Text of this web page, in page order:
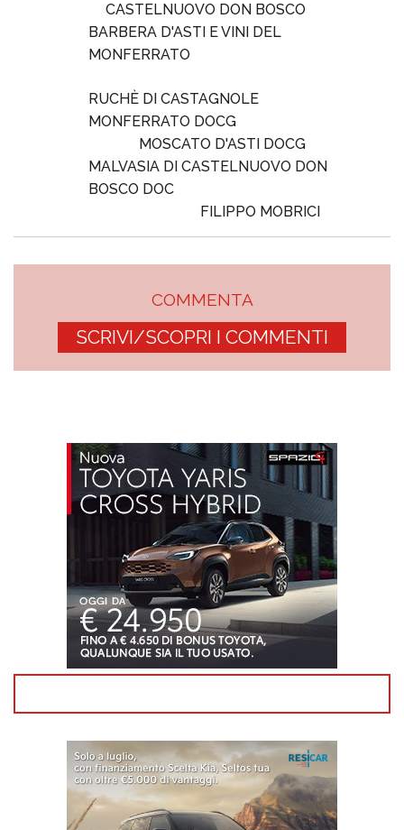
CASTELNUOVO DON BOSCO
BARBERA D'ASTI E VINI DEL
MONFERRATO
RUCHÈ DI CASTAGNOLE
MONFERRATO DOCG
MOSCATO D'ASTI DOCG
MALVASIA DI CASTELNUOVO DON
BOSCO DOC
FILIPPO MOBRICI
COMMENTA
SCRIVI/SCOPRI I COMMENTI